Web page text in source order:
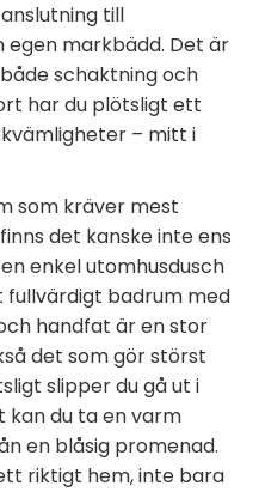
till
markbädd. Det är
schaktning och
har du plötsligt ett
– mitt i
som kräver mest
det kanske inte ens
enkel utomhusdusch
badrum med
handfat är en stor
det som gör störst
slipper du gå ut i
kan du ta en varm
en blåsig promenad.
riktigt hem, inte bara